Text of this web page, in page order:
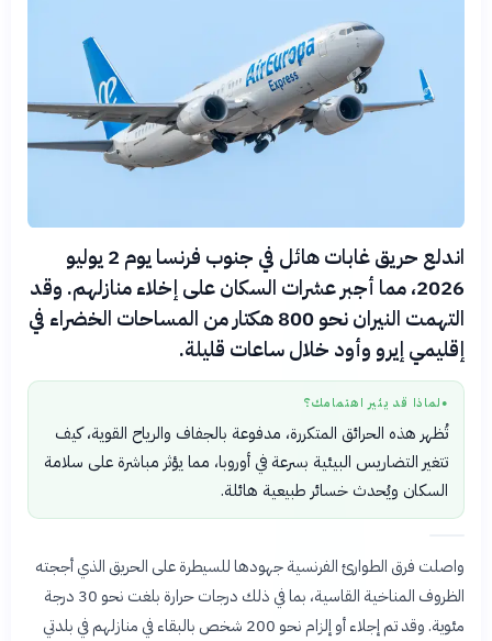
اندلع حريق غابات هائل في جنوب فرنسا يوم 2 يوليو
2026، مما أجبر عشرات السكان على إخلاء منازلهم. وقد
التهمت النيران نحو 800 هكتار من المساحات الخضراء في
إقليمي إيرو وأود خلال ساعات قليلة.
● لماذا قد يثير اهتمامك؟
تُظهر هذه الحرائق المتكررة، مدفوعة بالجفاف والرياح القوية، كيف
تتغير التضاريس البيئية بسرعة في أوروبا، مما يؤثر مباشرة على سلامة
السكان ويُحدث خسائر طبيعية هائلة.
واصلت فرق الطوارئ الفرنسية جهودها للسيطرة على الحريق الذي أججته
الظروف المناخية القاسية، بما في ذلك درجات حرارة بلغت نحو 30 درجة
مئوية. وقد تم إجلاء أو إلزام نحو 200 شخص بالبقاء في منازلهم في بلدتي